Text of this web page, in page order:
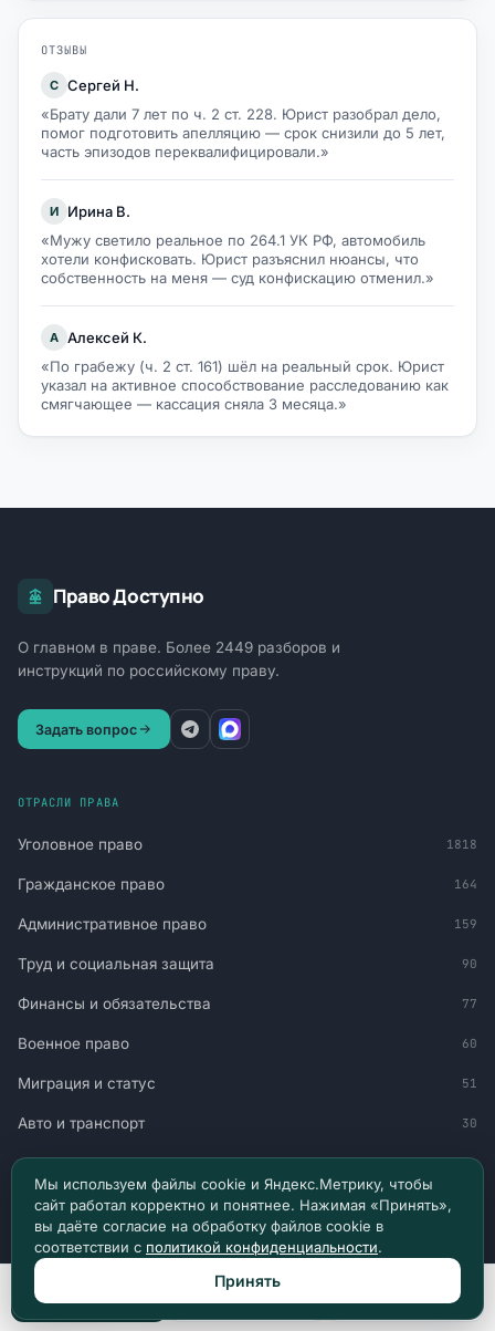
ОТЗЫВЫ
С Сергей Н.
«Брату дали 7 лет по ч. 2 ст. 228. Юрист разобрал дело,
помог подготовить апелляцию — срок снизили до 5 лет,
часть эпизодов переквалифицировали.»
И
Ирина В.
«Мужу светило реальное по 264.1 УК РФ, автомобиль
хотели конфисковать. Юрист разъяснил нюансы, что
собственность на меня — суд конфискацию отменил.»
А Алексей К.
«По грабежу (ч. 2 ст. 161) шёл на реальный срок. Юрист
указал на активное способствование расследованию как
смягчающее — кассация сняла 3 месяца.»
Право Доступно
О главном в праве. Более 2449 разборов и
инструкций по российскому праву.
Задать вопрос
ОТРАСЛИ ПРАВА
Уголовное право 1818
Гражданское право 164
Административное право 159
Труд и социальная защита 90
Финансы и обязательства 77
Военное право 60
Миграция и статус 51
Авто и транспорт 30
НАВИГАЦИЯ
Главная
Все материалы
Мы используем файлы cookie и Яндекс.Метрику, чтобы
сайт работал корректно и понятнее. Нажимая «Принять»,
вы даёте согласие на обработку файлов cookie в
соответствии с политикой конфиденциальности.
Принять